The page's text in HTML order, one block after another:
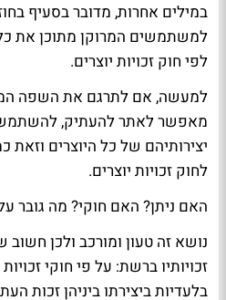
במילים אחרות, מדובר בסעיף
למשתמשים המרוקן מתוכן את כל
לפי חוק זכויות יוצרים.
למעשה, אם לתרגם את השפה
מאפשר לאתר להעתיק, להשתמש,
יצירותיהם של כל היוצרים וזאת
לחוק זכויות יוצרים.
האם ניתן? האם חוקי? מה גובר
נושא זה טעון ומורכב ולכן חשוב
זכויותיו ברשת: על פי חוקי זכויות
בלעדיות ביצירתו ביניהן זכות